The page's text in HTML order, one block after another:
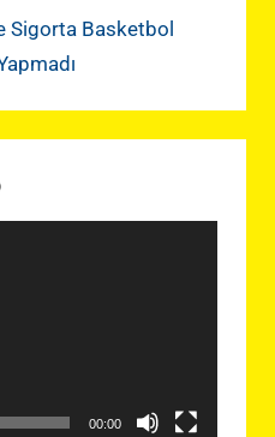
Sigorta Basketbol
00:00